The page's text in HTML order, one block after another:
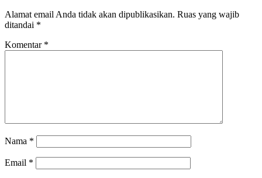
Alamat email Anda tidak akan dipublikasikan. Ruas yang wajib
ditandai *
Komentar *
Nama *
Email *